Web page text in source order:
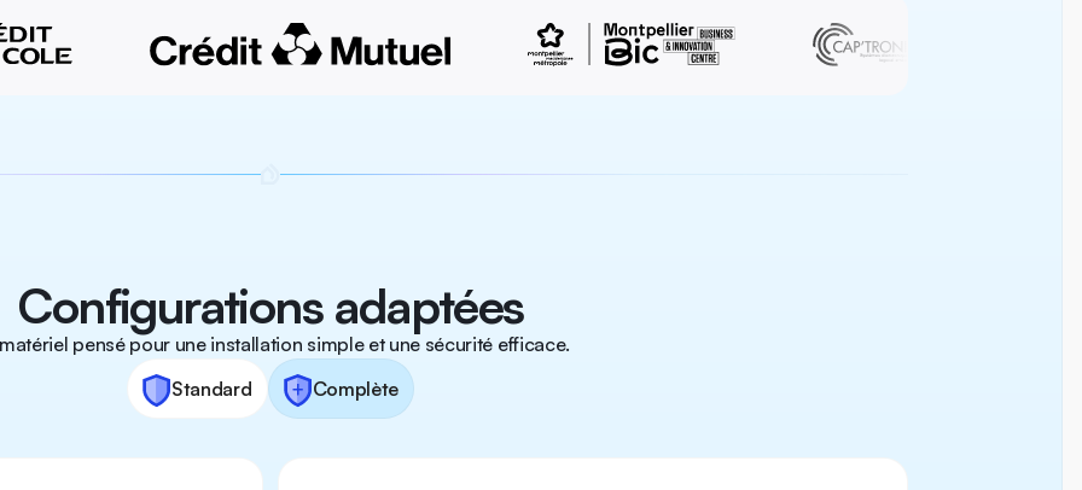
Configurations adaptées
pensé pour une installation simple et une sécurité efficace.
Standard
Complète